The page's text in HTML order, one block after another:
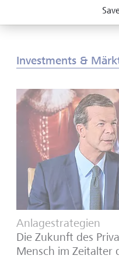
Investments &
Anlagestrategien
Die Zukunft des
Mensch im Zeitalter